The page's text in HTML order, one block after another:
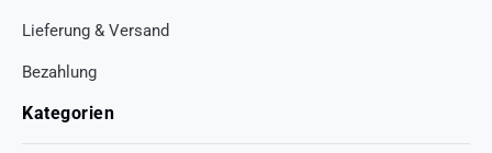
Lieferung & Versand
Bezahlung
Kategorien